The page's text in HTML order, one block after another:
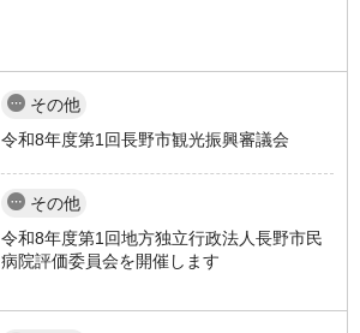
その他
令和8年度第1回長野市観光振興審議会
その他
令和8年度第1回地方独立行政法人長野市民
病院評価委員会を開催します